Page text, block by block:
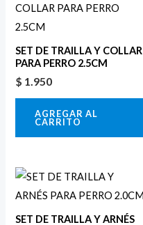
SET DE TRAILLA Y COLLAR
PARA PERRO 2.5CM
$ 1.950
AGREGAR AL
CARRITO
SET DE TRAILLA Y ARNÉS